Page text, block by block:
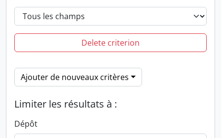
Delete criterion
Ajouter de nouveaux critères
Limiter les résultats à :
Dépôt